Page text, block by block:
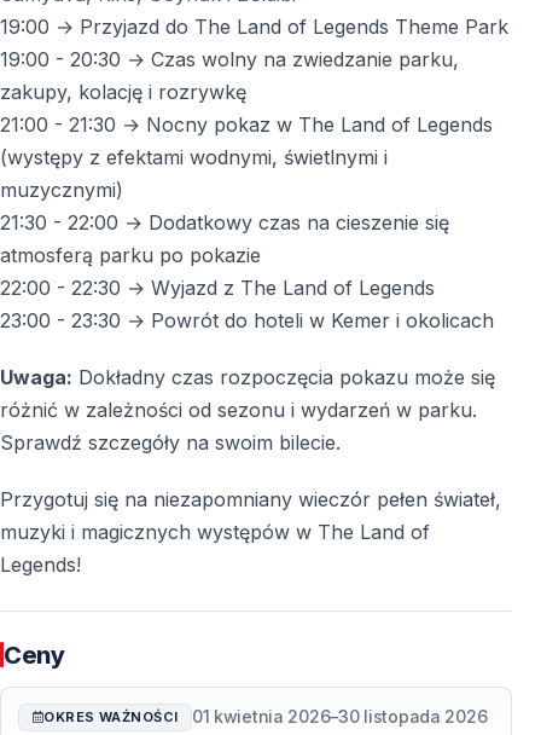
19:00 → Przyjazd do The Land of Legends Theme Park
19:00 - 20:30 → Czas wolny na zwiedzanie parku,
zakupy, kolację i rozrywkę
21:00 - 21:30 → Nocny pokaz w The Land of Legends
(występy z efektami wodnymi, świetlnymi i
muzycznymi)
21:30 - 22:00 → Dodatkowy czas na cieszenie się
atmosferą parku po pokazie
22:00 - 22:30 → Wyjazd z The Land of Legends
23:00 - 23:30 → Powrót do hoteli w Kemer i okolicach
Uwaga: Dokładny czas rozpoczęcia pokazu może się
różnić w zależności od sezonu i wydarzeń w parku.
Sprawdź szczegóły na swoim bilecie.
Przygotuj się na niezapomniany wieczór pełen świateł,
muzyki i magicznych występów w The Land of
Legends!
Ceny
OKRES WAŻNOŚCI 01 kwietnia 2026–30 listopada 2026